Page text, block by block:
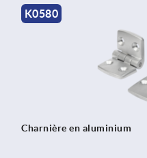
K0580
Charnière en aluminium